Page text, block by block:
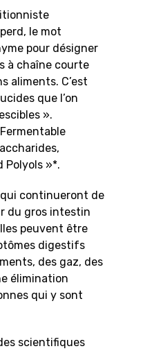
le mot
pour désigner
à chaîne courte
aliments. C’est
que l’on
».
Polyols »*.
continueront de
du gros intestin
peuvent être
digestifs
des gaz, des
élimination
qui y sont
scientifiques